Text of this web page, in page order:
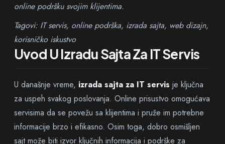
online podršku svojim klijentima.
Tagovi: IT servis, online podrška, izrada sajta, web dizajn,
korisničko iskustvo
Uvod U Izradu Sajta Za IT Servis
U današnje vreme, izrada sajta za IT servis je ključna
za uspeh svakog poslovanja. Online prisustvo omogućava
servisima da se povežu sa klijentima i pruže im potrebne
informacije brzo i efikasno. Osim toga, dobro osmišljen
sajt može biti izvor ključnih informacija i podrške za